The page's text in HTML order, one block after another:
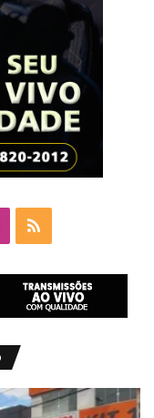
RSS